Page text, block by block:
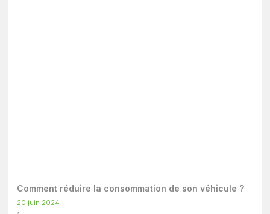
Comment réduire la consommation de son véhicule ?
20 juin 2024